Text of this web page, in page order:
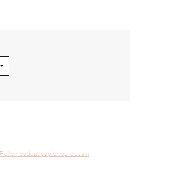
Rollen cadeaupapier op dessin